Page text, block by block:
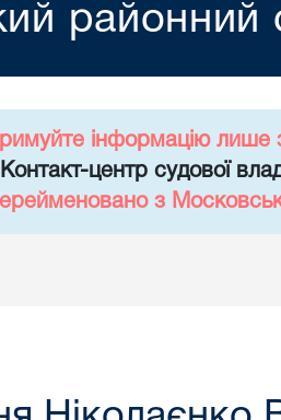
районний
інформацію лише
центр судової
з